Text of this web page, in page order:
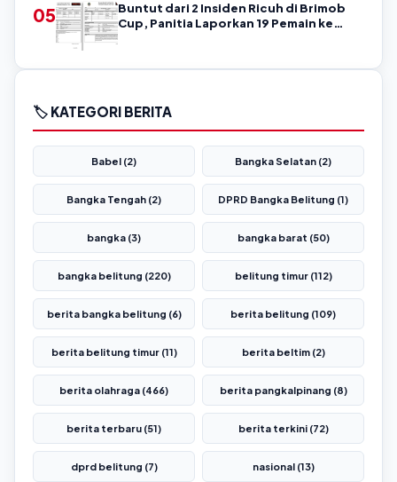
05
Buntut dari 2 Insiden Ricuh di Brimob
Cup, Panitia Laporkan 19 Pemain ke
🏷️ KATEGORI BERITA
Babel (2) Bangka Selatan (2)
Bangka Tengah (2) DPRD Bangka Belitung (1)
bangka (3) bangka barat (50)
bangka belitung (220) belitung timur (112)
berita bangka belitung (6) berita belitung (109)
berita belitung timur (11) berita beltim (2)
berita olahraga (466) berita pangkalpinang (8)
berita terbaru (51) berita terkini (72)
dprd belitung (7) nasional (13)